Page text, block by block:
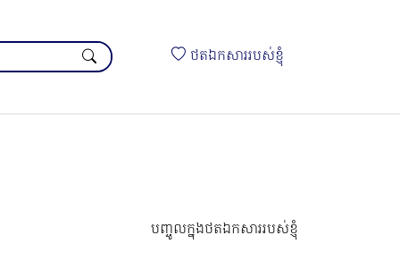
ថតឯកសាររបស់ខ្ញុំ
បញ្ចូលក្នុងថតឯកសាររបស់ខ្ញុំ